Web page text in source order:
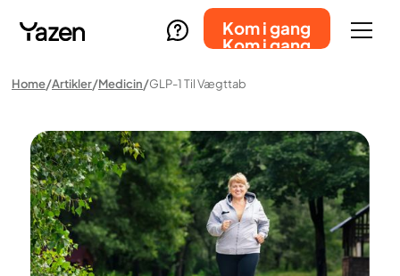
Kom i gang
Kom i gang
Home Artikler Medicin GLP-1 Til Vægttab